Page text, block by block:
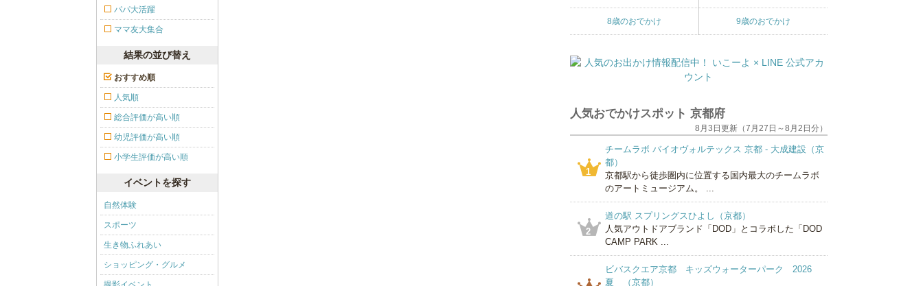
パパ大活躍
ママ友大集合
結果の並び替え
おすすめ順
人気順
総合評価が高い順
幼児評価が高い順
小学生評価が高い順
イベントを探す
自然体験
スポーツ
生き物ふれあい
ショッピング・グルメ
8歳のおでかけ 9歳のおでかけ
人気おでかけスポット 京都府
8月3日更新（7月27日～8月2日分）
1
チームラボ バイオヴォルテックス 京都 - 大成建設（京
都）
京都駅から徒歩圏内に位置する国内最大のチームラボ
のアートミュージアム。 ...
2
道の駅 スプリングスひよし（京都）
人気アウトドアブランド「DOD」とコラボした「DOD
CAMP PARK ...
ビバスクエア京都 キッズウォーターパーク 2026
夏 （京都）